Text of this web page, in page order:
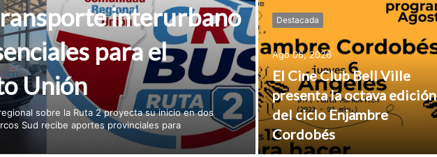
interurbano
para el
Unión
sobre la Ruta 2 proyecta su inicio en dos
Sud recibe aportes provinciales para
Destacada
Ago 06, 2026
El Cine Club Bell Ville
presenta la octava edición
del ciclo Enjambre
Cordobés